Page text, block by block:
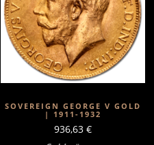
SOVEREIGN GEORGE V GOLD
| 1911-1932
936,63 €